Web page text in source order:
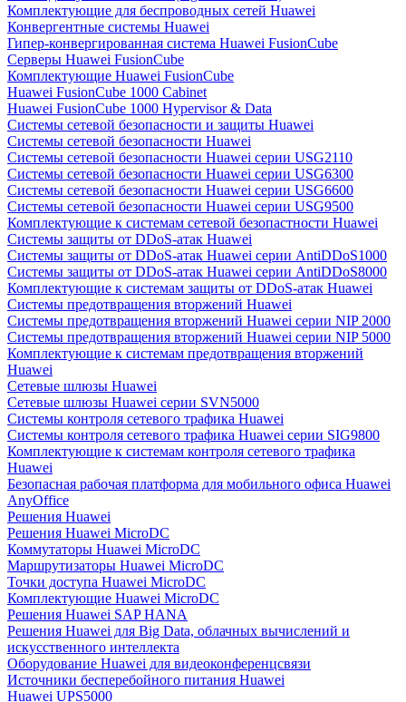
Комплектующие для беспроводных сетей Huawei
Конвергентные системы Huawei
Гипер-конвергированная система Huawei FusionCube
Серверы Huawei FusionCube
Комплектующие Huawei FusionCube
Huawei FusionCube 1000 Cabinet
Huawei FusionCube 1000 Hypervisor & Data
Системы сетевой безопасности и защиты Huawei
Системы сетевой безопасности Huawei
Системы сетевой безопасности Huawei серии USG2110
Системы сетевой безопасности Huawei серии USG6300
Системы сетевой безопасности Huawei серии USG6600
Системы сетевой безопасности Huawei серии USG9500
Комплектующие к системам сетевой безопастности Huawei
Системы защиты от DDoS-атак Huawei
Системы защиты от DDoS-атак Huawei серии AntiDDoS1000
Системы защиты от DDoS-атак Huawei серии AntiDDoS8000
Комплектующие к системам защиты от DDoS-атак Huawei
Системы предотвращения вторжений Huawei
Системы предотвращения вторжений Huawei серии NIP 2000
Системы предотвращения вторжений Huawei серии NIP 5000
Комплектующие к системам предотвращения вторжений
Huawei
Сетевые шлюзы Huawei
Сетевые шлюзы Huawei серии SVN5000
Системы контроля сетевого трафика Huawei
Системы контроля сетевого трафика Huawei серии SIG9800
Комплектующие к системам контроля сетевого трафика
Huawei
Безопасная рабочая платформа для мобильного офиса Huawei
AnyOffice
Решения Huawei
Решения Huawei MicroDC
Коммутаторы Huawei MicroDC
Маршрутизаторы Huawei MicroDC
Точки доступа Huawei MicroDC
Комплектующие Huawei MicroDC
Решения Huawei SAP HANA
Решения Huawei для Big Data, облачных вычислений и
искусственного интеллекта
Оборудование Huawei для видеоконференцсвязи
Источники бесперебойного питания Huawei
Huawei UPS5000